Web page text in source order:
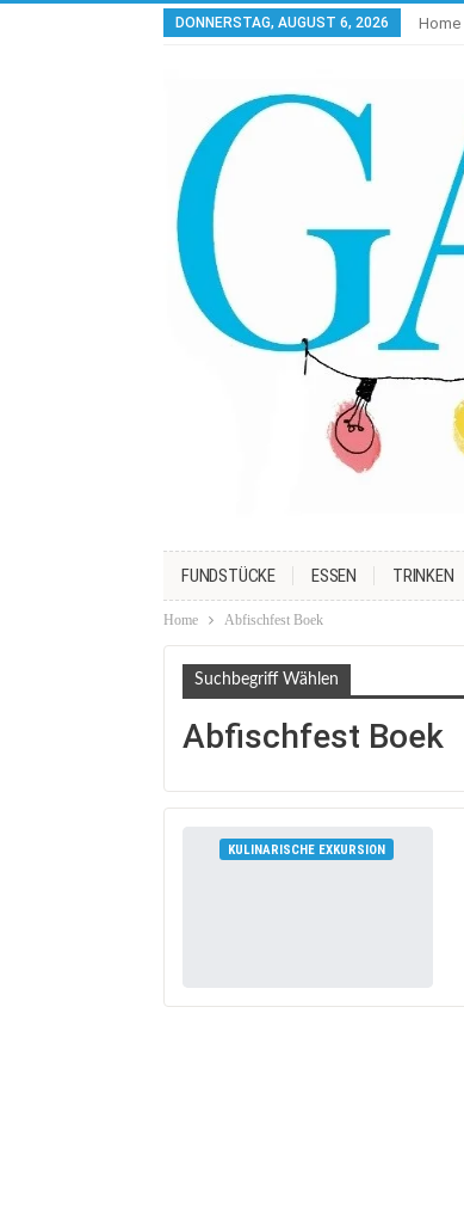
DONNERSTAG, AUGUST 6, 2026 Home
FUNDSTÜCKE ESSEN TRINKEN
Home Abfischfest Boek
Suchbegriff Wählen
Abfischfest Boek
KULINARISCHE EXKURSION